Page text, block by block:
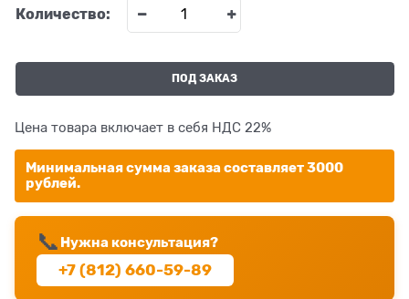
Количество:
ПОД ЗАКАЗ
Цена товара включает в себя НДС 22%
Минимальная сумма заказа составляет 3000
рублей.
📞 Нужна консультация?
+7 (812) 660-59-89